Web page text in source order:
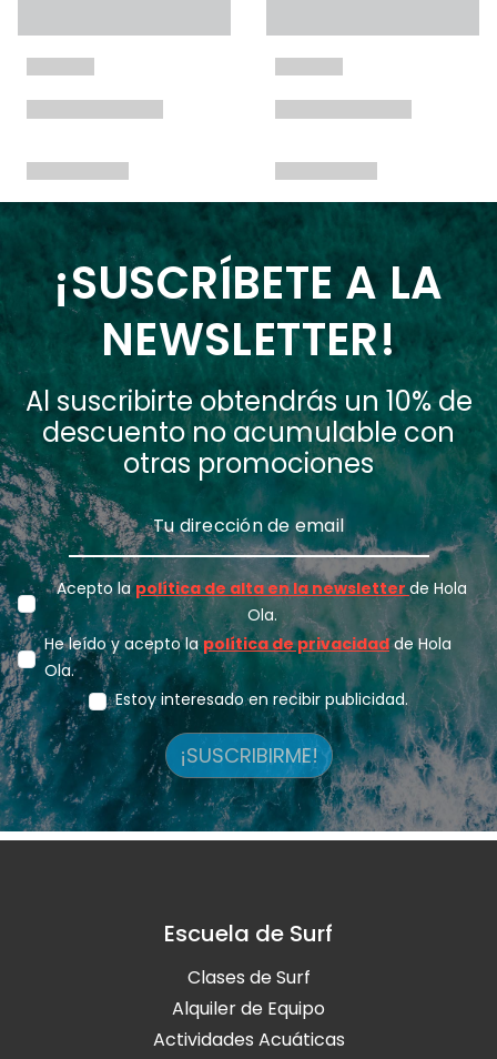
¡SUSCRÍBETE A LA
NEWSLETTER!
Al suscribirte obtendrás un 10% de
descuento no acumulable con
otras promociones
Acepto lapolítica de alta en la newsletter de Hola
Ola.
He leído y acepto lapolítica de privacidadde Hola
Ola.
Estoy interesado en recibir publicidad.
¡SUSCRIBIRME!
Escuela de Surf
Clases de Surf
Alquiler de Equipo
Actividades Acuáticas